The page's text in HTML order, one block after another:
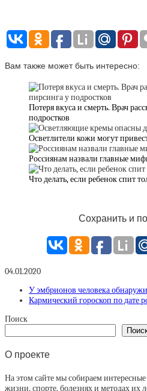
Вам также может быть интересно:
Потеря вкуса и смерть. Врач
подростков
Осветлители кожи могут
Россиянам назвали главные
Что делать, если ребенок спит
Сохранить и
04.01.2020
У эмбрионов человека
Кармический гороскоп по дате
Поиск
О проекте
На этом сайте мы собираем
жизни, спорте, болезнях и методах их